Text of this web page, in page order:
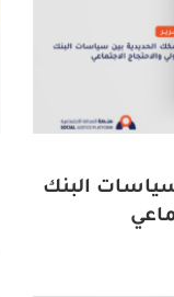
البنك